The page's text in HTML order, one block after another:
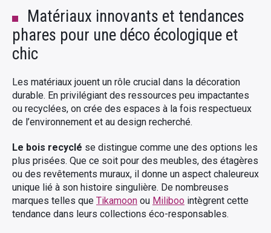
Matériaux innovants et tendances
phares pour une déco écologique et
chic
Les matériaux jouent un rôle crucial dans la décoration
durable. En privilégiant des ressources peu impactantes
ou recyclées, on crée des espaces à la fois respectueux
de l’environnement et au design recherché.
Le bois recyclé se distingue comme une des options les
plus prisées. Que ce soit pour des meubles, des étagères
ou des revêtements muraux, il donne un aspect chaleureux
unique lié à son histoire singulière. De nombreuses
marques telles que Tikamoon ou Miliboo intègrent cette
tendance dans leurs collections éco-responsables.